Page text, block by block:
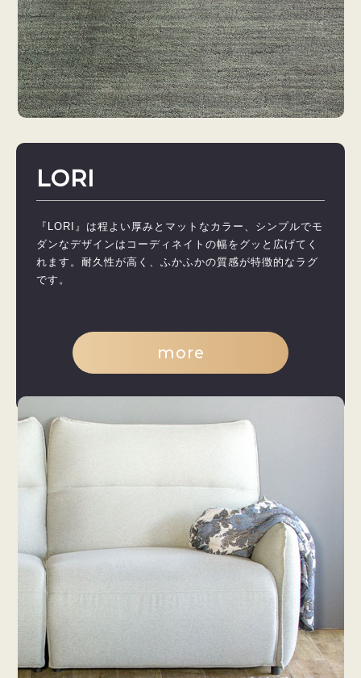
LORI
『LORI』は程よい厚みとマットなカラー、シンプルでモ
ダンなデザインはコーディネイトの幅をグッと広げてく
れます。耐久性が高く、ふかふかの質感が特徴的なラグ
です。
more